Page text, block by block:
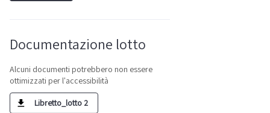
Documentazione lotto
Alcuni documenti potrebbero non essere
ottimizzati per l'accessibilità
Libretto_lotto 2